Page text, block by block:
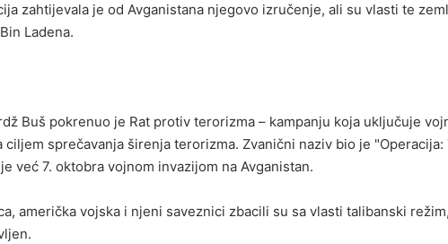
zahtijevala je od Avganistana njegovo izručenje, ali su vlasti te
Ladena.
Buš pokrenuo je Rat protiv terorizma – kampanju koja uključuje
ciljem sprečavanja širenja terorizma. Zvanični naziv bio je "Operacija:
već 7. oktobra vojnom invazijom na Avganistan.
američka vojska i njeni saveznici zbacili su sa vlasti talibanski